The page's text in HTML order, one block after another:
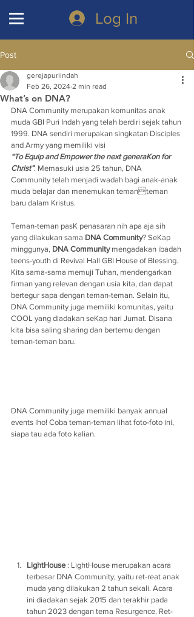
Log In
Post
What’s on DNA?
gerejapuriindah
Feb 26, 2024 2 min read
DNA Community merupakan komunitas anak
muda GBI Puri Indah yang telah berdiri sejak tahun
1999. DNA sendiri merupakan singkatan Disciples
and Army yang memiliki visi
“To Equip and Empower the next generaKon for
Christ”. Memasuki usia 25 tahun, DNA
Community telah menjadi wadah bagi anak-anak
muda belajar dan menemukan temanteman
baru dalam Kristus.
Teman-teman pasK penasaran nih apa aja sih
yang dilakukan sama DNA Community? SeKap
minggunya, DNA Community mengadakan ibadah
teens-youth di Revival Hall GBI House of Blessing.
Kita sama-sama memuji Tuhan, mendengarkan
firman yang relevan dengan usia kita, dan dapat
bertegur sapa dengan teman-teman. Selain itu,
DNA Community juga memiliki komunitas, yaitu
COOL yang diadakan seKap hari Jumat. Disana
kita bisa saling sharing dan bertemu dengan
teman-teman baru.
DNA Community juga memiliki banyak annual
events lho! Coba teman-teman lihat foto-foto ini,
siapa tau ada foto kalian.
LightHouse : LightHouse merupakan acara
terbesar DNA Community, yaitu ret-reat anak
muda yang dilakukan 2 tahun sekali. Acara
ini diadakan sejak 2015 dan terakhir pada
tahun 2023 dengan tema Resurgence. Ret-